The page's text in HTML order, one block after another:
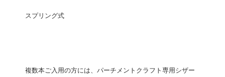
スプリング式
複数本ご入用の方には、 パーチメントクラフト専用シザー